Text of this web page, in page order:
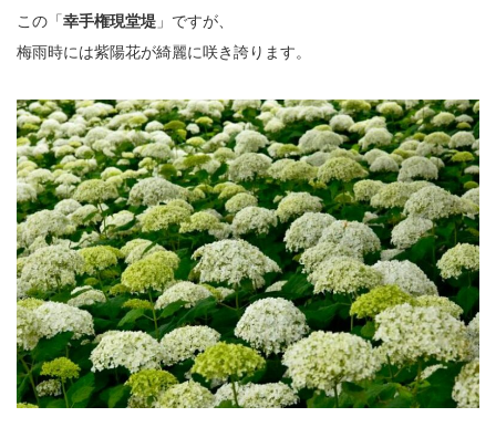
この「幸手権現堂堤 」ですが、
梅雨時には紫陽花が綺麗に咲き誇ります。